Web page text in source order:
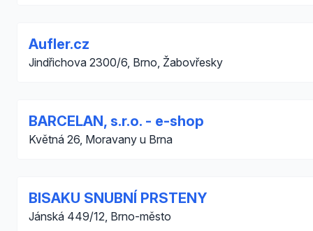
Aufler.cz
Jindřichova 2300/6, Brno, Žabovřesky
BARCELAN, s.r.o. - e-shop
Květná 26, Moravany u Brna
BISAKU SNUBNÍ PRSTENY
Jánská 449/12, Brno-město